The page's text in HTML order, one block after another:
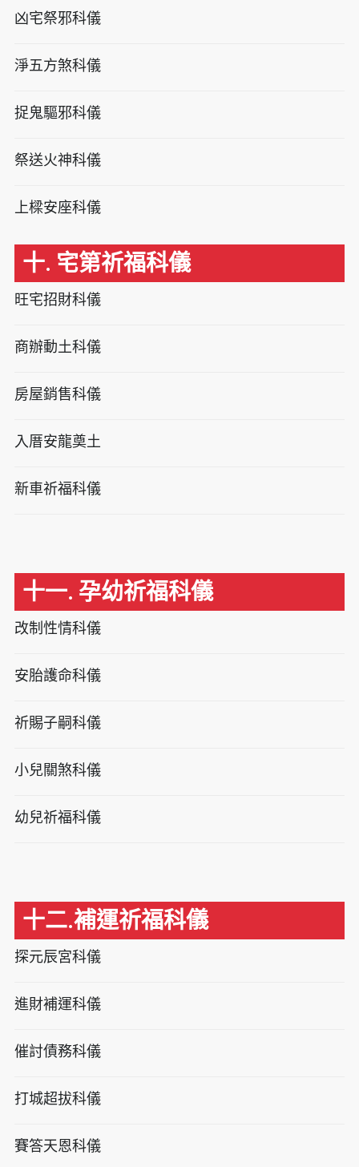
凶宅祭邪科儀
淨五方煞科儀
捉鬼驅邪科儀
祭送火神科儀
上樑安座科儀
十. 宅第祈福科儀
旺宅招財科儀
商辦動土科儀
房屋銷售科儀
入厝安龍奠土
新車祈福科儀
十一. 孕幼祈福科儀
改制性情科儀
安胎護命科儀
祈賜子嗣科儀
小兒關煞科儀
幼兒祈福科儀
十二.補運祈福科儀
探元辰宮科儀
進財補運科儀
催討債務科儀
打城超拔科儀
賽答天恩科儀